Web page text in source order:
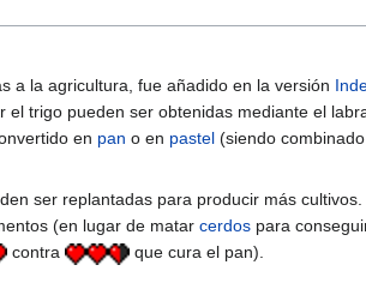
a la agricultura, fue añadido en la versión
el trigo pueden ser obtenidas mediante el
en pan o en pastel (siendo
ser replantadas para producir más
(en lugar de matar cerdos para
contra que cura el pan).